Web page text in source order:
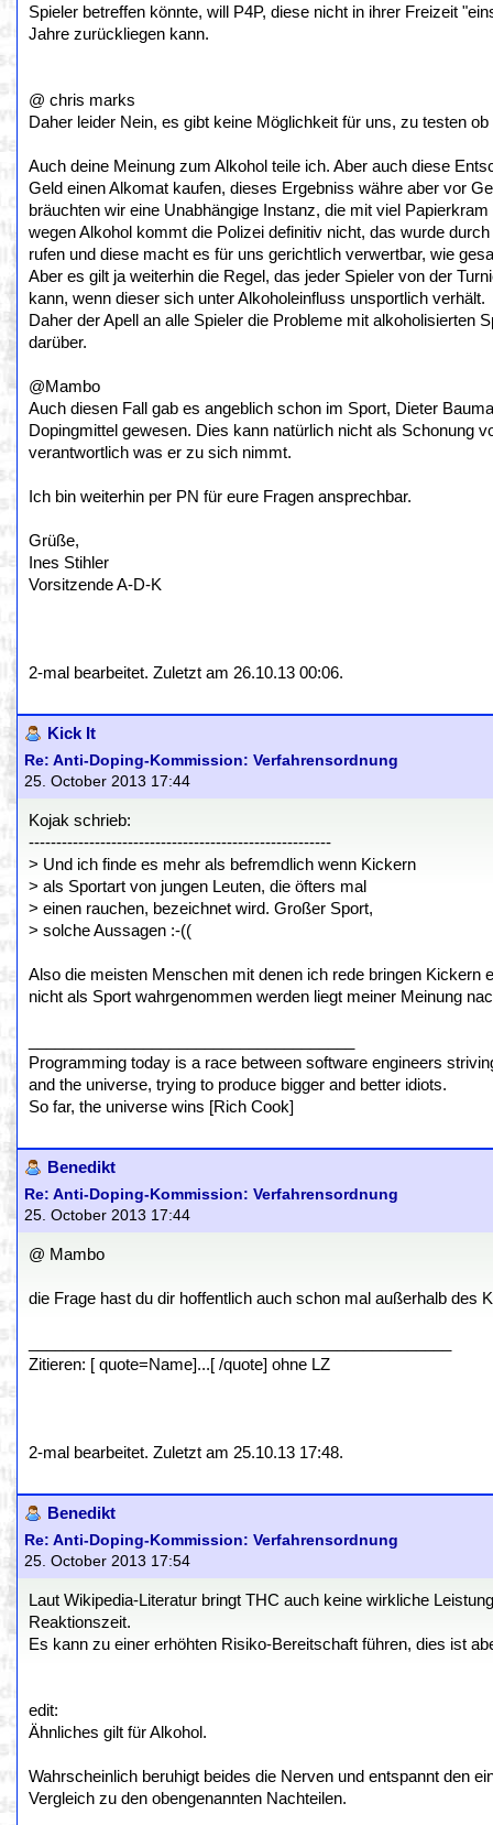
Spieler betreffen könnte, will P4P, diese nicht in ihrer Freizeit
Jahre zurückliegen kann.
@ chris marks
Daher leider Nein, es gibt keine Möglichkeit für uns, zu testen
Auch deine Meinung zum Alkohol teile ich. Aber auch diese
Geld einen Alkomat kaufen, dieses Ergebniss währe aber vor
bräuchten wir eine Unabhängige Instanz, die mit viel
wegen Alkohol kommt die Polizei definitiv nicht, das wurde
rufen und diese macht es für uns gerichtlich verwertbar, wie
Aber es gilt ja weiterhin die Regel, das jeder Spieler von der
kann, wenn dieser sich unter Alkoholeinfluss unsportlich verhält.
Daher der Apell an alle Spieler die Probleme mit alkoholisierten
darüber.
@Mambo
Auch diesen Fall gab es angeblich schon im Sport, Dieter
Dopingmittel gewesen. Dies kann natürlich nicht als Schonung
verantwortlich was er zu sich nimmt.
Ich bin weiterhin per PN für eure Fragen ansprechbar.
Grüße,
Ines Stihler
Vorsitzende A-D-K
2-mal bearbeitet. Zuletzt am 26.10.13 00:06.
Kick It
Re: Anti-Doping-Kommission: Verfahrensordnung
25. October 2013 17:44
Kojak schrieb:
-------------------------------------------------------
> Und ich finde es mehr als befremdlich wenn Kickern
> als Sportart von jungen Leuten, die öfters mal
> einen rauchen, bezeichnet wird. Großer Sport,
> solche Aussagen :-((
Also die meisten Menschen mit denen ich rede bringen Kickern
nicht als Sport wahrgenommen werden liegt meiner Meinung
Programming today is a race between software engineers
and the universe, trying to produce bigger and better idiots.
So far, the universe wins [Rich Cook]
Benedikt
Re: Anti-Doping-Kommission: Verfahrensordnung
25. October 2013 17:44
@ Mambo
die Frage hast du dir hoffentlich auch schon mal außerhalb des
Zitieren: [ quote=Name]...[ /quote] ohne LZ
2-mal bearbeitet. Zuletzt am 25.10.13 17:48.
Benedikt
Re: Anti-Doping-Kommission: Verfahrensordnung
25. October 2013 17:54
Laut Wikipedia-Literatur bringt THC auch keine wirkliche
Reaktionszeit.
Es kann zu einer erhöhten Risiko-Bereitschaft führen, dies ist
edit:
Ähnliches gilt für Alkohol.
Wahrscheinlich beruhigt beides die Nerven und entspannt den
Vergleich zu den obengenannten Nachteilen.